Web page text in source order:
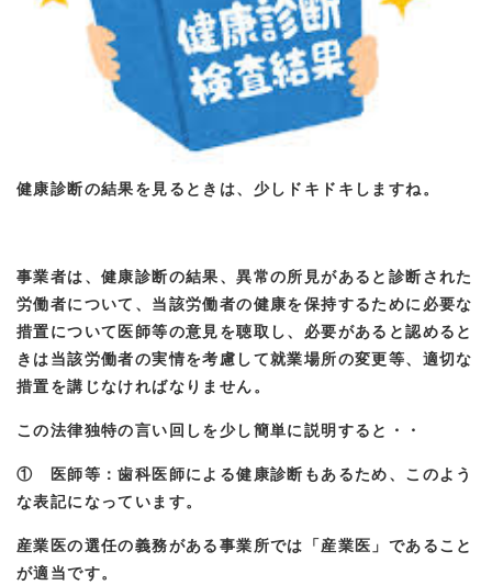
健康診断の結果を見るときは、少しドキドキしますね。
事業者は、健康診断の結果、異常の所見があると診断された
労働者について、当該労働者の健康を保持するために必要な
措置について医師等の意見を聴取し、必要があると認めると
きは当該労働者の実情を考慮して就業場所の変更等、適切な
措置を講じなければなりません。
この法律独特の言い回しを少し簡単に説明すると・・
① 医師等：歯科医師による健康診断もあるため、このよう
な表記になっています。
産業医の選任の義務がある事業所では「産業医」であること
が適当です。